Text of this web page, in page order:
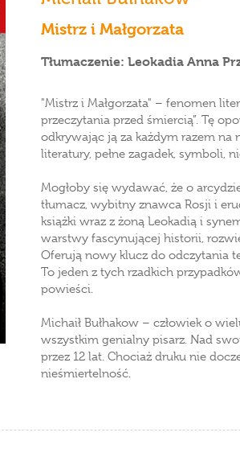
Mistrz i Małgorzata
Tłumaczenie: Leokadia Anna
"Mistrz i Małgorzata" – fenomen
przeczytania przed śmiercią”. Tę
odkrywając ją za każdym razem
literatury, pełne zagadek, symboli,
Mogłoby się wydawać, że o
tłumacz, wybitny znawca Rosji i
książki wraz z żoną Leokadią i
warstwy fascynującej historii,
Oferują nowy klucz do odczytania
To jeden z tych rzadkich
powieści.
Michaił Bułhakow – człowiek o
wszystkim genialny pisarz. Nad
przez 12 lat. Chociaż druku nie
nieśmiertelność.